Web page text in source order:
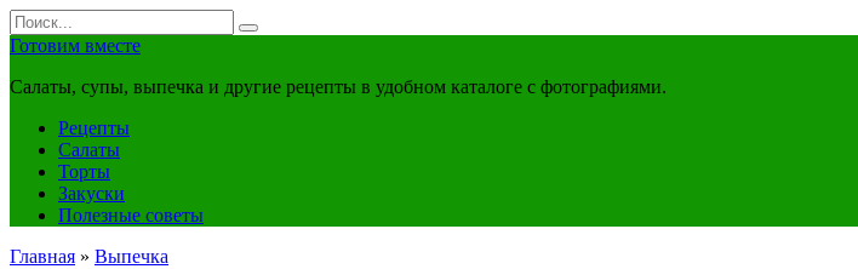
Перейти
к
Search
for:
Готовим вместе
Салаты, супы, выпечка и другие рецепты в удобном каталоге с фотографиями.
Рецепты
Салаты
Торты
Закуски
Полезные советы
Главная » Выпечка